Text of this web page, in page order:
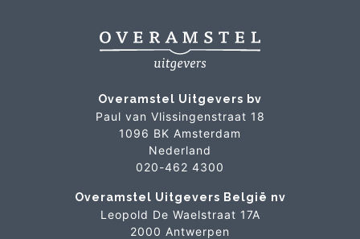
Overamstel Uitgevers bv
Paul van Vlissingenstraat 18
1096 BK Amsterdam
Nederland
020-462 4300
Overamstel Uitgevers België nv
Leopold De Waelstraat 17A
2000 Antwerpen